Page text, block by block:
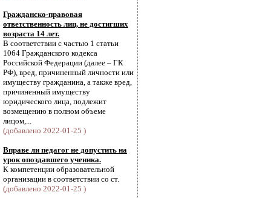
Гражданско-правовая
ответственность лиц, не достигших
возраста 14 лет.
В соответствии с частью 1 статьи
1064 Гражданского кодекса
Российской Федерации (далее – ГК
РФ), вред, причиненный личности или
имуществу гражданина, а также вред,
причиненный имуществу
юридического лица, подлежит
возмещению в полном объеме
лицом,...
(добавлено 2022-01-25 )
Вправе ли педагог не допустить на
урок опоздавшего ученика.
К компетенции образовательной
организации в соответствии со ст.
(добавлено 2022-01-25 )